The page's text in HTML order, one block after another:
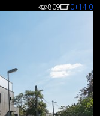
809 0+14-0